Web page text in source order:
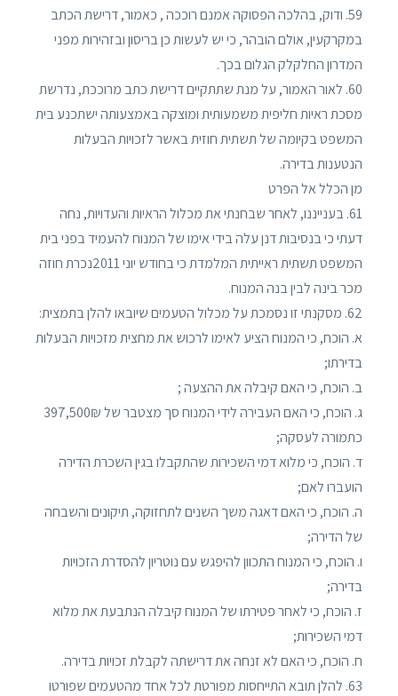
59. ודוק, בהלכה הפסוקה אמנם רוככה , כאמור, דרישת הכתב
במקרקעין, אולם הובהר, כי יש לעשות כן בריסון ובזהירות מפני
המדרון החלקלק הגלום בכך.
60. לאור האמור, על מנת שתתקיים דרישת כתב מרוככת, נדרשת
מסכת ראיות חליפית משמעותית ומוצקה באמצעותה ישתכנע בית
המשפט בקיומה של תשתית חוזית באשר לזכויות הבעלות
הנטענות בדירה.
מן הכלל אל הפרט
61. בענייננו, לאחר שבחנתי את מכלול הראיות והעדויות, נחה
דעתי כי בנסיבות דנן עלה בידי אימו של המנוח להעמיד בפני בית
המשפט תשתית ראייתית המלמדת כי בחודש יוני 2011נכרת חוזה
מכר בינה לבין בנה המנוח.
62. מסקנתי זו נסמכת על מכלול הטעמים שיובאו להלן בתמצית:
א. הוכח, כי המנוח הציע לאימו לרכוש את מחצית מזכויות הבעלות
בדירתו;
ב. הוכח, כי האם קיבלה את ההצעה ;
ג. הוכח, כי האם העבירה לידי המנוח סך מצטבר של 397,500₪
כתמורה לעסקה;
ד. הוכח, כי מלוא דמי השכירות שהתקבלו בגין השכרת הדירה
הועברו לאם;
ה. הוכח, כי האם דאגה משך השנים לתחזוקה, תיקונים והשבחה
של הדירה;
ו. הוכח, כי המנוח התכוון להיפגש עם נוטריון להסדרת הזכויות
בדירה;
ז. הוכח, כי לאחר פטירתו של המנוח קיבלה הנתבעת את מלוא
דמי השכירות;
ח. הוכח, כי האם לא זנחה את דרישתה לקבלת זכויות בדירה.
63. להלן תובא התייחסות מפורטת לכל אחד מהטעמים שפורטו